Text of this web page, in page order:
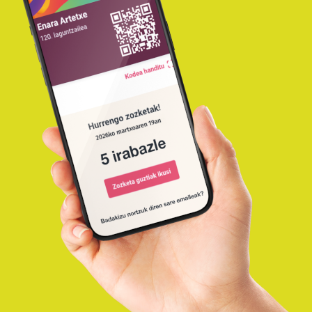
26
ABE.
Astero zozketak egingo ditugu Korrika
Laguntzaileen artean. Hementxe
zozketaren irabazleak!...
21
Korrika Laguntzailea: 06.
zozketa.IRABAZLEAK
(2025/12/26)
Astero zozketak egingo ditugu Korrika
Laguntzaileen artean. Hementxe
zozketaren irabazleak!...
Korrika Laguntzailea: 05.
zozketa. IRABAZLEAK
(2025/12/19)